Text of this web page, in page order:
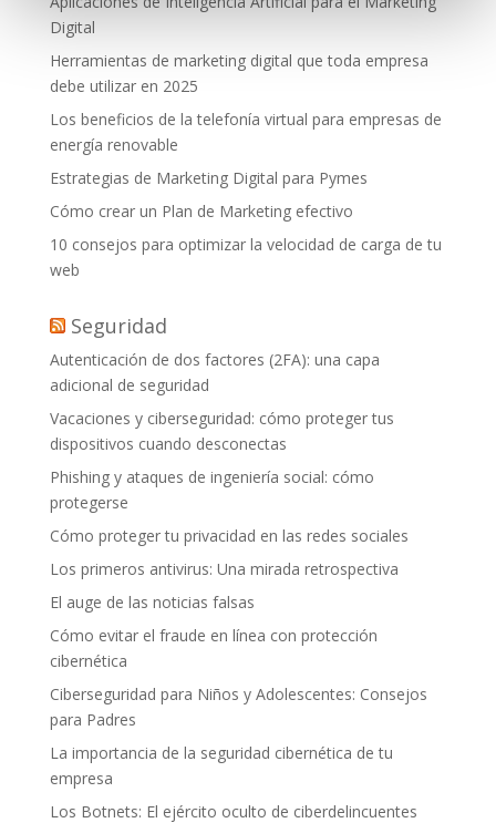
Digital
Herramientas de marketing digital que toda empresa
debe utilizar en 2025
Los beneficios de la telefonía virtual para empresas de
energía renovable
Estrategias de Marketing Digital para Pymes
Cómo crear un Plan de Marketing efectivo
10 consejos para optimizar la velocidad de carga de tu
web
Seguridad
Autenticación de dos factores (2FA): una capa
adicional de seguridad
Vacaciones y ciberseguridad: cómo proteger tus
dispositivos cuando desconectas
Phishing y ataques de ingeniería social: cómo
protegerse
Cómo proteger tu privacidad en las redes sociales
Los primeros antivirus: Una mirada retrospectiva
El auge de las noticias falsas
Cómo evitar el fraude en línea con protección
cibernética
Ciberseguridad para Niños y Adolescentes: Consejos
para Padres
La importancia de la seguridad cibernética de tu
empresa
Los Botnets: El ejército oculto de ciberdelincuentes